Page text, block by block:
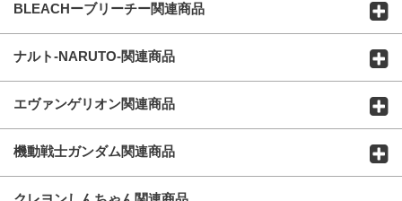
BLEACHーブリーチー関連商品
ナルト-NARUTO-関連商品
エヴァンゲリオン関連商品
機動戦士ガンダム関連商品